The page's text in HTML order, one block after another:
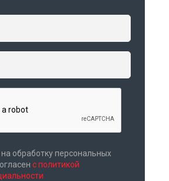
на обработку персональных
с политикой